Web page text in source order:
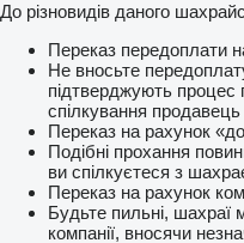
До різновидів даного
Переказ передоплати
Не вносьте
підтверджують процес
спілкування
Переказ на рахунок
Подібні прохання
ви спілкуєтеся з
Переказ на рахунок
Будьте пильні, шахраї
компанії, вносячи